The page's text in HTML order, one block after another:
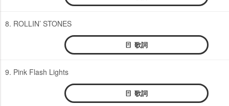
8. ROLLIN’ STONES
歌詞
9. Pink Flash Lights
歌詞